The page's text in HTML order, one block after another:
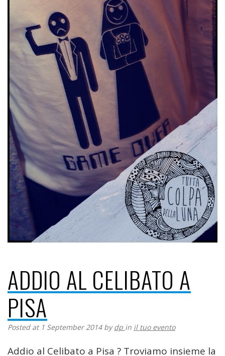
ADDIO AL CELIBATO A
PISA
Posted at 1 September 2014 bydp in il tuo evento
Addio al Celibato a Pisa ? Troviamo insieme la